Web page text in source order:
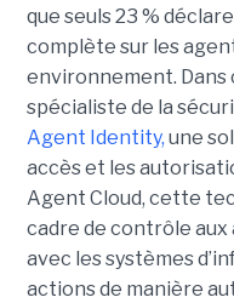
que seuls 23 %
complète sur les
environnement.
spécialiste de la
Agent Identity, une
accès et les
Agent Cloud, cette
cadre de contrôle aux
avec les systèmes
actions de manière